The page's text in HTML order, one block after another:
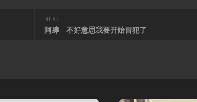
NEXT
阿肆 – 不好意思我要开始冒犯了